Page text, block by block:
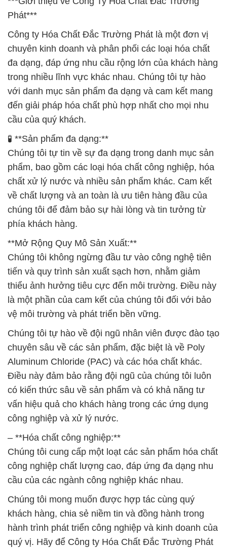
Phát***
Công ty Hóa Chất Đắc Trường Phát là một đơn vị
chuyên kinh doanh và phân phối các loại hóa chất
đa dạng, đáp ứng nhu cầu rộng lớn của khách hàng
trong nhiều lĩnh vực khác nhau. Chúng tôi tự hào
với danh mục sản phẩm đa dạng và cam kết mang
đến giải pháp hóa chất phù hợp nhất cho mọi nhu
cầu của quý khách.
🧪 **Sản phẩm đa dạng:**
Chúng tôi tự tin về sự đa dạng trong danh mục sản
phẩm, bao gồm các loại hóa chất công nghiệp, hóa
chất xử lý nước và nhiều sản phẩm khác. Cam kết
về chất lượng và an toàn là ưu tiên hàng đầu của
chúng tôi để đảm bảo sự hài lòng và tin tưởng từ
phía khách hàng.
**Mở Rộng Quy Mô Sản Xuất:**
Chúng tôi không ngừng đầu tư vào công nghệ tiên
tiến và quy trình sản xuất sạch hơn, nhằm giảm
thiểu ảnh hưởng tiêu cực đến môi trường. Điều này
là một phần của cam kết của chúng tôi đối với bảo
vệ môi trường và phát triển bền vững.
Chúng tôi tự hào về đội ngũ nhân viên được đào tạo
chuyên sâu về các sản phẩm, đặc biệt là về Poly
Aluminum Chloride (PAC) và các hóa chất khác.
Điều này đảm bảo rằng đội ngũ của chúng tôi luôn
có kiến thức sâu về sản phẩm và có khả năng tư
vấn hiệu quả cho khách hàng trong các ứng dụng
công nghiệp và xử lý nước.
– **Hóa chất công nghiệp:**
Chúng tôi cung cấp một loạt các sản phẩm hóa chất
công nghiệp chất lượng cao, đáp ứng đa dạng nhu
cầu của các ngành công nghiệp khác nhau.
Chúng tôi mong muốn được hợp tác cùng quý
khách hàng, chia sẻ niềm tin và đồng hành trong
hành trình phát triển công nghiệp và kinh doanh của
quý vị. Hãy để Công ty Hóa Chất Đắc Trường Phát